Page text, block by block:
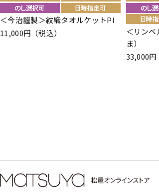
＜今治謹製＞紋織タオルケットPI
11,000円（税込）
＜リンベ
ま）
33,000円